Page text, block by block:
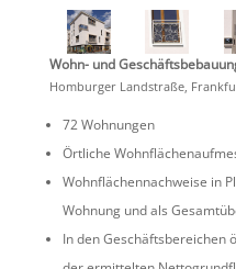
Wohn- und
Homburger Landstraße,
72 Wohnungen
Örtliche
Wohnflä­chen­nach­weise in
Wohnung und als
In den Geschäfts­be­rei­chen